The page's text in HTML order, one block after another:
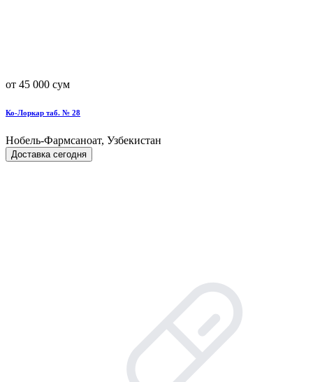
от 45 000 сум
Ко-Лоркар таб. № 28
Нобель-Фармсаноат, Узбекистан
Доставка сегодня